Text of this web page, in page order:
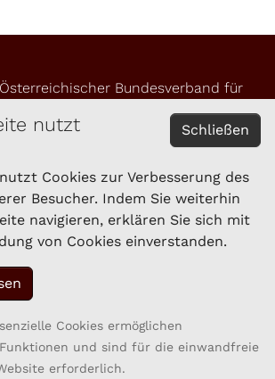
Schließen
nutzt
Cookies zur Verbesserung des
Besucher. Indem Sie weiterhin
navigieren, erklären Sie sich mit
von Cookies einverstanden.
Cookies ermöglichen
und sind für die einwandfreie
erforderlich.
Bundesverband für
Tirol eGen
tirol.at